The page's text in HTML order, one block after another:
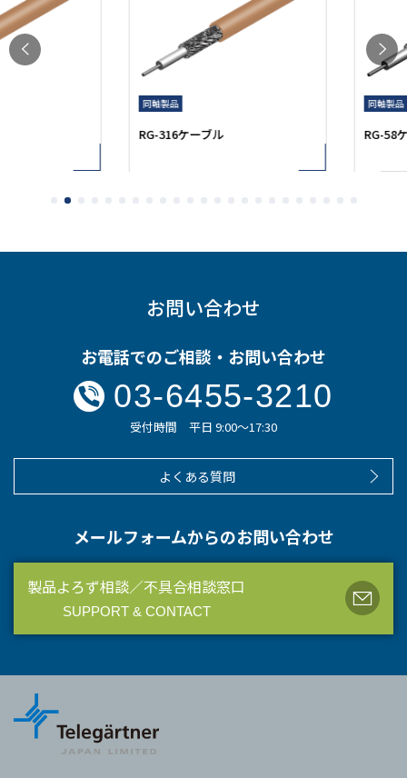
同軸製品
RG-316ケーブル
同軸製品
RG-58ケー
お問い合わせ
お電話でのご相談・お問い合わせ
03-6455-3210
受付時間 平日 9:00～17:30
よくある質問
メールフォームからのお問い合わせ
製品よろず相談／不具合相談窓口
SUPPORT & CONTACT